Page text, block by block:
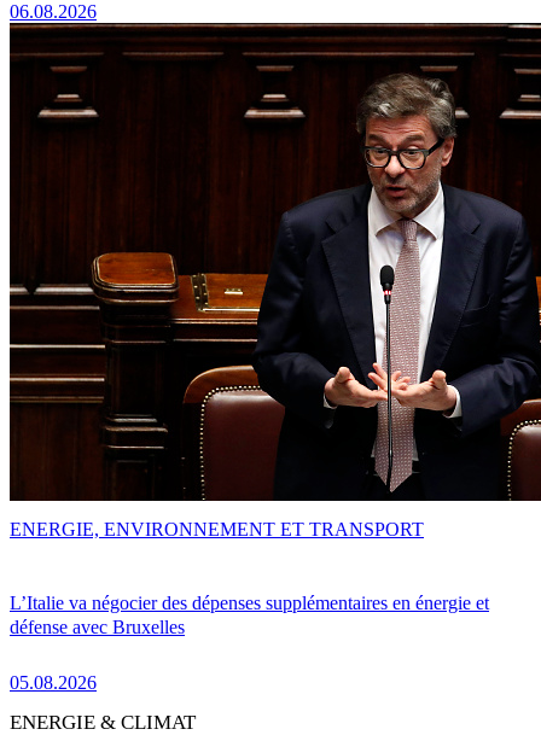
06.08.2026
L’Italie va négocier des dépenses supplémentaires en énergie et
défense avec Bruxelles
05.08.2026
ENERGIE, ENVIRONNEMENT ET TRANSPORT
ENERGIE & CLIMAT